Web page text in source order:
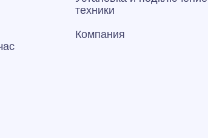
техники
Компания